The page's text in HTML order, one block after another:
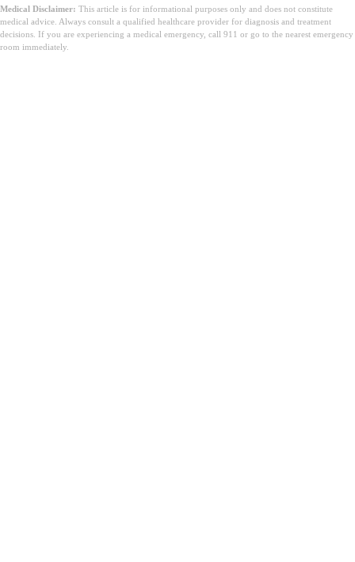
Medical Disclaimer: This article is for informational purposes only and does not constitute
medical advice. Always consult a qualified healthcare provider for diagnosis and treatment
decisions. If you are experiencing a medical emergency, call 911 or go to the nearest emergency
room immediately.